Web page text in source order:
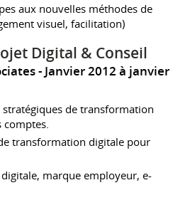
aux nouvelles méthodes de
visuel, facilitation)
Digital & Conseil
Janvier 2012 à janvier
de transformation
transformation digitale pour
marque employeur, e-